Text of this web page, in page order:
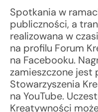
Spotkania w
publiczności, a
realizowana w
na profilu Forum
na Facebooku.
zamieszczone jest
Stowarzyszenia
na YouTube.
Kreatywności